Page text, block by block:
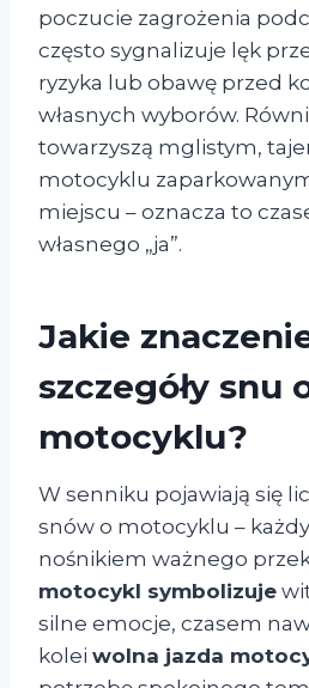
poczucie zagrożenia
często sygnalizuje lęk
ryzyka lub obawę przed
własnych wyborów.
towarzyszą mglistym,
motocyklu
miejscu – oznacza to
własnego „ja”.
Jakie
szczegóły snu
motocyklu?
W senniku pojawiają się
snów o motocyklu –
nośnikiem ważnego
motocykl symbolizuje
silne emocje, czasem
kolei wolna jazda